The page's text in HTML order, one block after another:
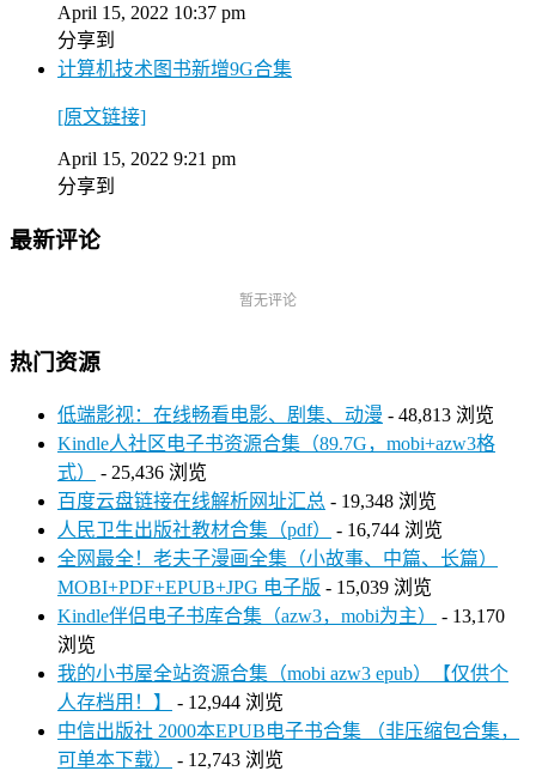
April 15, 2022 10:37 pm
分享到
计算机技术图书新增9G合集
[原文链接]
April 15, 2022 9:21 pm
分享到
最新评论
暂无评论
热门资源
低端影视：在线畅看电影、剧集、动漫 - 48,813 浏览
Kindle人社区电子书资源合集（89.7G，mobi+azw3格
式）
- 25,436 浏览
百度云盘链接在线解析网址汇总 - 19,348 浏览
人民卫生出版社教材合集（pdf）
- 16,744 浏览
全网最全！老夫子漫画全集（小故事、中篇、长篇）
MOBI+PDF+EPUB+JPG 电子版 - 15,039 浏览
Kindle伴侣电子书库合集（azw3，mobi为主）
- 13,170
浏览
我的小书屋全站资源合集（mobi azw3 epub）【仅供个
人存档用！】
- 12,944 浏览
中信出版社 2000本EPUB电子书合集 （非压缩包合集，
可单本下载）
- 12,743 浏览